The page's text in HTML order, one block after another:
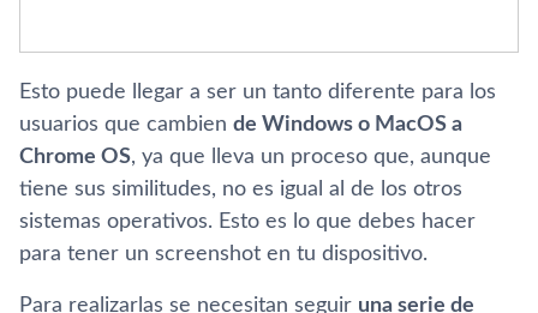
Esto puede llegar a ser un tanto diferente para los
usuarios que cambien de Windows o MacOS a
Chrome OS, ya que lleva un proceso que, aunque
tiene sus similitudes, no es igual al de los otros
sistemas operativos. Esto es lo que debes hacer
para tener un screenshot en tu dispositivo.
Para realizarlas se necesitan seguir una serie de